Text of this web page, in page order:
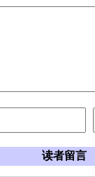
读者留言